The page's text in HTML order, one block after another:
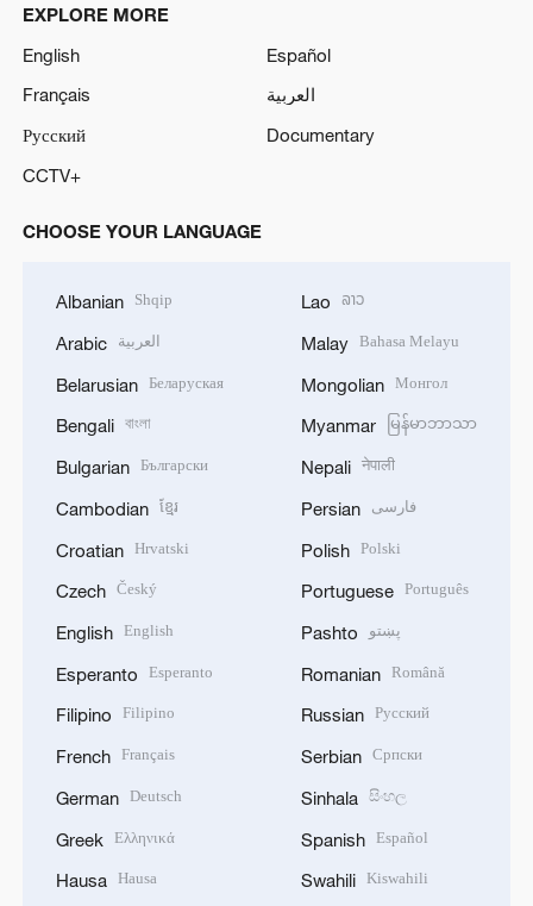
EXPLORE MORE
English
Español
Français
العربية
Русский
Documentary
CCTV+
CHOOSE YOUR LANGUAGE
Albanian Shqip
Arabic العربية
Belarusian Беларуская
Bengali বাংলা
Bulgarian Български
Cambodian ខ្មែរ
Croatian Hrvatski
Czech Český
English English
Esperanto Esperanto
Filipino Filipino
French Français
German Deutsch
Greek Ελληνικά
Hausa Hausa
Lao ລາວ
Malay Bahasa Melayu
Mongolian Монгол
Myanmar မြန်မာဘာသာ
Nepali नेपाली
Persian فارسی
Polish Polski
Portuguese Português
Pashto پښتو
Romanian Română
Russian Русский
Serbian Српски
Sinhala සිංහල
Spanish Español
Swahili Kiswahili